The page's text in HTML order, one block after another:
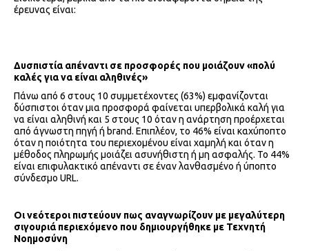
έρευνας είναι:
Δυσπιστία απέναντι σε προσφορές που μοιάζουν «πολύ
καλές για να είναι αληθινές»
Πάνω από 6 στους 10 συμμετέχοντες (63%) εμφανίζονται
δύσπιστοι όταν μια προσφορά φαίνεται υπερβολικά καλή για
να είναι αληθινή και 5 στους 10 όταν η ανάρτηση προέρχεται
από άγνωστη πηγή ή brand. Επιπλέον, το 46% είναι καχύποπτο
όταν η ποιότητα του περιεχομένου είναι χαμηλή και όταν η
μέθοδος πληρωμής μοιάζει ασυνήθιστη ή μη ασφαλής. Το 44%
είναι επιφυλακτικό απέναντι σε έναν λανθασμένο ή ύποπτο
σύνδεσμο URL.
Οι νεότεροι πιστεύουν πως αναγνωρίζουν με μεγαλύτερη
σιγουριά περιεχόμενο που δημιουργήθηκε με Τεχνητή
Νοημοσύνη